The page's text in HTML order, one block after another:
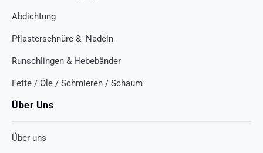
Abdichtung
Pflasterschnüre & -Nadeln
Runschlingen & Hebebänder
Fette / Öle / Schmieren / Schaum
Über Uns
Über uns